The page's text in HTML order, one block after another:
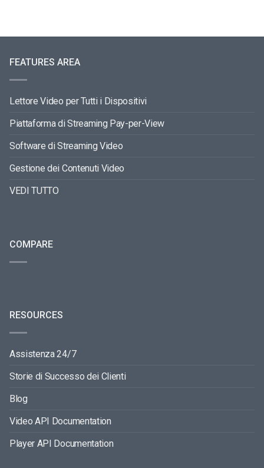
FEATURES AREA
Lettore Video per Tutti i Dispositivi
Piattaforma di Streaming Pay-per-View
Software di Streaming Video
Gestione dei Contenuti Video
VEDI TUTTO
COMPARE
RESOURCES
Assistenza 24/7
Storie di Successo dei Clienti
Blog
Video API Documentation
Player API Documentation